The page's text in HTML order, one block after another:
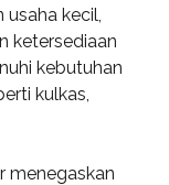
kecil,
ketersediaan
kebutuhan
kulkas,
menegaskan